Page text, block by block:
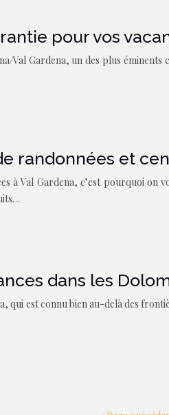
pour vos
Val Gardena, un des plus
randonnées et
à Val Gardena, c’est pourquoi on
dans les
qui est connu bien au-delà des